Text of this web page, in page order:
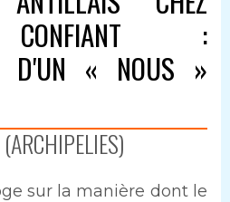
CONFIANT :
D'UN « NOUS »
sur la manière dont le